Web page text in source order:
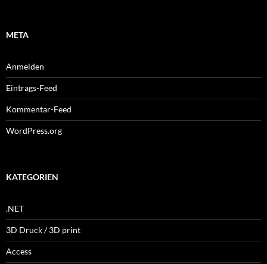
META
Anmelden
Eintrags-Feed
Kommentar-Feed
WordPress.org
KATEGORIEN
.NET
3D Druck / 3D print
Access